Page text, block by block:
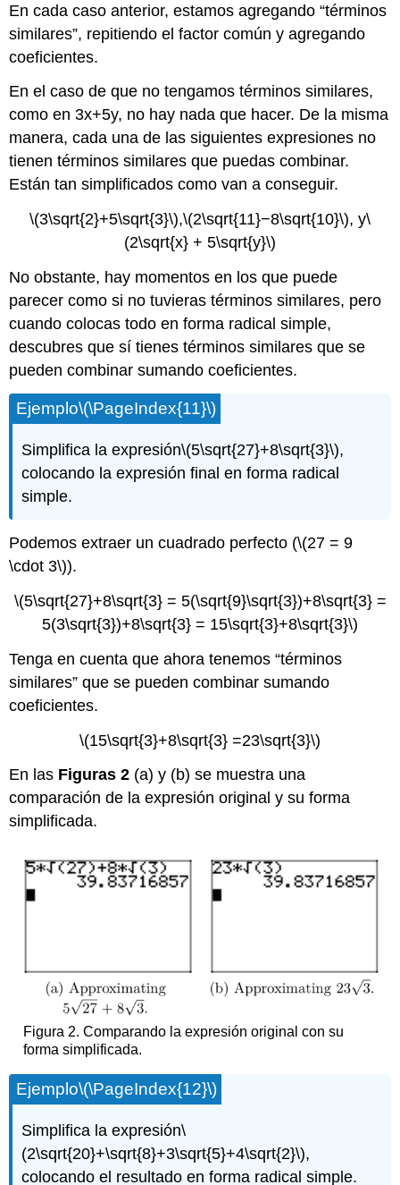
En cada caso anterior, estamos agregando “términos
similares”, repitiendo el factor común y agregando
coeficientes.
En el caso de que no tengamos términos similares,
como en 3x+5y, no hay nada que hacer. De la misma
manera, cada una de las siguientes expresiones no
tienen términos similares que puedas combinar.
Están tan simplificados como van a conseguir.
\(3\sqrt{2}+5\sqrt{3}\),\(2\sqrt{11}−8\sqrt{10}\), y\
(2\sqrt{x} + 5\sqrt{y}\)
No obstante, hay momentos en los que puede
parecer como si no tuvieras términos similares, pero
cuando colocas todo en forma radical simple,
descubres que sí tienes términos similares que se
pueden combinar sumando coeficientes.
Ejemplo\(\PageIndex{11}\)
Simplifica la expresión\(5\sqrt{27}+8\sqrt{3}\),
colocando la expresión final en forma radical
simple.
Podemos extraer un cuadrado perfecto (\(27 = 9
\cdot 3\)).
\(5\sqrt{27}+8\sqrt{3} = 5(\sqrt{9}\sqrt{3})+8\sqrt{3} =
5(3\sqrt{3})+8\sqrt{3} = 15\sqrt{3}+8\sqrt{3}\)
Tenga en cuenta que ahora tenemos “términos
similares” que se pueden combinar sumando
coeficientes.
\(15\sqrt{3}+8\sqrt{3} =23\sqrt{3}\)
En las Figuras 2 (a) y (b) se muestra una
comparación de la expresión original y su forma
simplificada.
Figura 2. Comparando la expresión original con su
forma simplificada.
Ejemplo\(\PageIndex{12}\)
Simplifica la expresión\
(2\sqrt{20}+\sqrt{8}+3\sqrt{5}+4\sqrt{2}\),
colocando el resultado en forma radical simple.